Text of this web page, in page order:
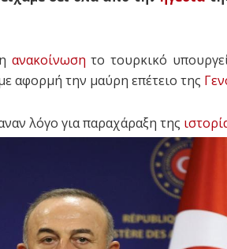
ανακοίνωση το τουρκικό
αφορμή την μαύρη επέτειο της
λόγο για παραχάραξη της